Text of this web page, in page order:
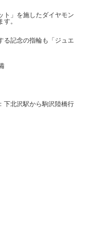
ト」を施したダイヤモン
。
る記念の指輪も「ジュエ
下北沢駅から駒沢陸橋行